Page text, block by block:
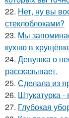
22. Нет, ну вы
стеклоблоками?
23. Мы
кухню в
24. Девушка о
рассказывает.
25. Сделала из
26. Штукатурка -
27. Глубокая